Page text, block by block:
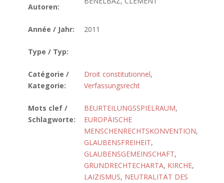
Autoren:
Année / Jahr: 2011
Type / Typ:
Catégorie /
Kategorie:
Droit constitutionnel,
Verfassungsrecht
Mots clef /
Schlagworte:
BEURTEILUNGSSPIELRAUM,
EUROPÄISCHE
MENSCHENRECHTSKONVENTION,
GLAUBENSFREIHEIT,
GLAUBENSGEMEINSCHAFT,
GRUNDRECHTECHARTA, KIRCHE,
LAIZISMUS, NEUTRALITÄT DES